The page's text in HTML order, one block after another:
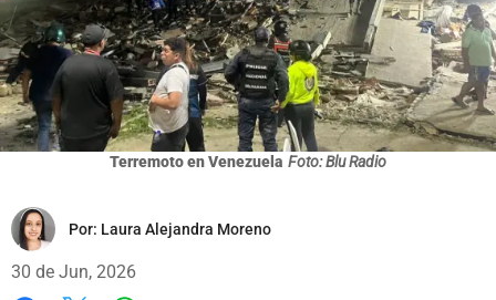
Terremoto en Venezuela Foto: Blu Radio
Por: Laura Alejandra Moreno
30 de Jun, 2026